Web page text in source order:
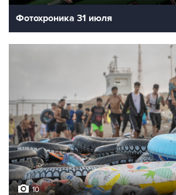
Фотохроника 31 июля
10